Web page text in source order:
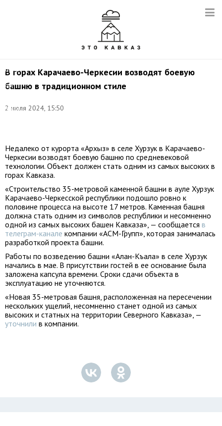
В горах Карачаево-Черкесии возводят боевую
башню в традиционном стиле
2 июля 2024, 15:50
Въезд
в
аул
Зухра
Недалеко от курорта «Архыз» в селе Хурзук в Карачаево-
Черкесии возводят боевую башню по средневековой
технологии. Объект должен стать одним из самых высоких в
горах Кавказа.
«Строительство 35-метровой каменной башни в ауле Хурзук
Карачаево-Черкесской республики подошло ровно к
половине процесса на высоте 17 метров. Каменная башня
должна стать одним из символов республики и несомненно
одной из самых высоких башен Кавказа», — сообщается в
телеграм-канале компании «АСМ-Групп», которая занималась
разработкой проекта башни.
Работы по возведению башни «Алан-Къала» в селе Хурзук
начались в мае. В присутствии гостей в ее основание была
заложена капсула времени. Сроки сдачи объекта в
эксплуатацию не уточняются.
«Новая 35-метровая башня, расположенная на пересечении
нескольких ущелий, несомненно станет одной из самых
высоких и статных на территории Северного Кавказа», —
уточнили в компании.